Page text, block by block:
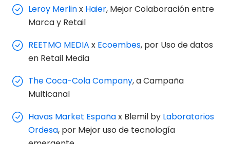
Leroy Merlinx Haier, Mejor Colaboración entre
Marca y Retail
REETMO MEDIA x Ecoembes, por Uso de datos
en Retail Media
The Coca-Cola Company, a Campaña
Multicanal
Havas Market Españax Blemil by Laboratorios
Ordesa, por Mejor uso de tecnología